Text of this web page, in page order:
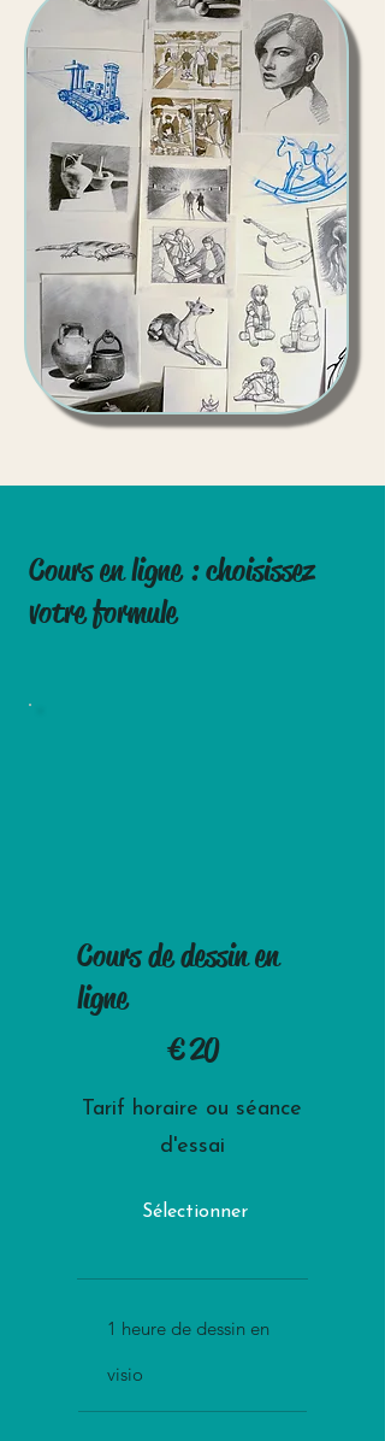
Cours de dessin en
ligne
€20
Tarif horaire ou séance
d'essai
Sélectionner
1 heure de dessin en
visio
Cours en ligne : choisissez
votre formule